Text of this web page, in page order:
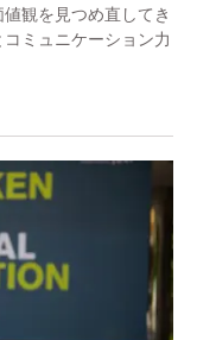
観を見つめ直してき
ミュニケーション力